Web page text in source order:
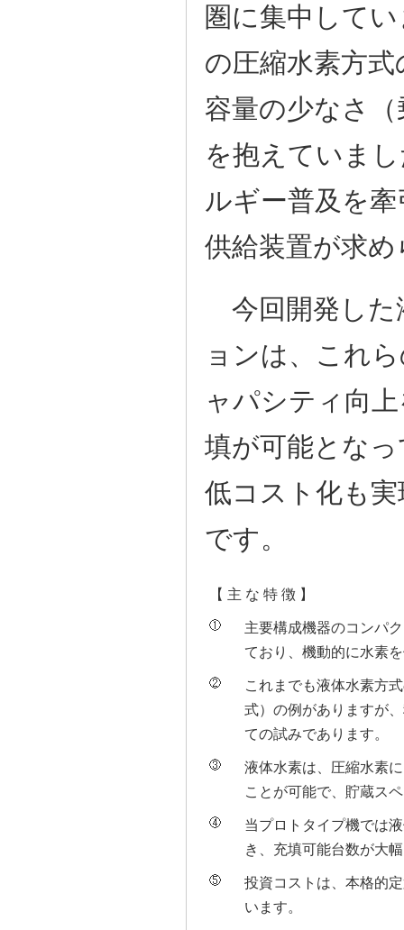
圏に集中して
の圧縮水素方
容量の少なさ
を抱えていま
ルギー普及を
供給装置が求
今回開発した
ョンは、これ
ャパシティ向
填が可能とな
低コスト化も
です。
【 主 な 特 徴 】
主要構成機器のコンパ
ており、機動的に水素
これまでも液体水素方
式）の例がありますが
ての試みであります。
液体水素は、圧縮水素
ことが可能で、貯蔵ス
当プロトタイプ機では
き、充填可能台数が大
投資コストは、本格的
います。